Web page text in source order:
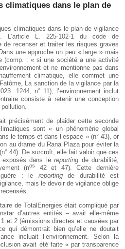
climatiques dans le plan de
climatiques dans le plan de vigilance
L’article L. 225-102-1 du code de
de recenser et traiter les risques graves
une approche un peu « large » mais
(comp. : « si une société a une activité
et ne mentionne pas dans
climatique, elle commet une
La sanction de la vigilance par la
1244, n° 11), l’environnement inclut
consiste à retenir une conception
précisément de plaider cette seconde
sont « un phénomène global
le temps et dans l’espace » (n° 43), or
au drame du Rana Plaza pour éviter la
44). De surcroît, elle fait valoir que ces
exposés dans lereporting de durabilité,
(nos
42 et 47). Cette dernière
guère : le reportingde durabilité est
mais le devoir de vigilance oblige
de TotalEnergies était compliqué par
d’autres entités – avait elle-même
et 2 (émissions directes et causées par
qui démontrait bien qu’elle ne doutait
incluait l’environnement. Selon la
avait été faite « par transparence